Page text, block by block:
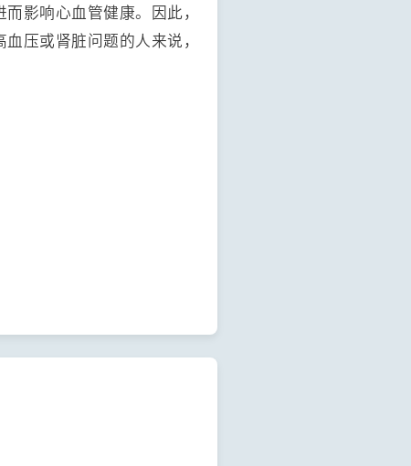
影响心血管健康。因此，
压或肾脏问题的人来说，